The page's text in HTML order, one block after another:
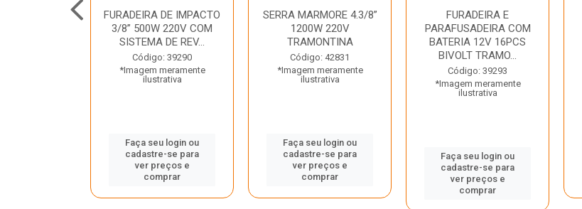
FURADEIRA DE IMPACTO
3/8” 500W 220V COM
SISTEMA DE REV...
Código: 39290
*Imagem meramente
ilustrativa
Faça seu login ou
cadastre-se para
ver preços e
comprar
SERRA MARMORE 4.3/8”
1200W 220V
TRAMONTINA
Código: 42831
*Imagem meramente
ilustrativa
Faça seu login ou
cadastre-se para
ver preços e
comprar
FURADEIRA E
PARAFUSADEIRA COM
BATERIA 12V 16PCS
BIVOLT TRAMO...
Código: 39293
*Imagem meramente
ilustrativa
Faça seu login ou
cadastre-se para
ver preços e
comprar